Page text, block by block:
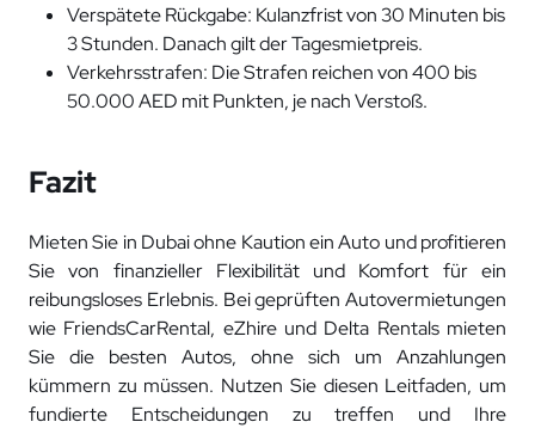
Verspätete Rückgabe: Kulanzfrist von 30 Minuten bis
3 Stunden. Danach gilt der Tagesmietpreis.
Verkehrsstrafen: Die Strafen reichen von 400 bis
50.000 AED mit Punkten, je nach Verstoß.
Fazit
Mieten Sie in Dubai ohne Kaution ein Auto und profitieren
Sie von finanzieller Flexibilität und Komfort für ein
reibungsloses Erlebnis. Bei geprüften Autovermietungen
wie FriendsCarRental, eZhire und Delta Rentals mieten
Sie die besten Autos, ohne sich um Anzahlungen
kümmern zu müssen. Nutzen Sie diesen Leitfaden, um
fundierte Entscheidungen zu treffen und Ihre